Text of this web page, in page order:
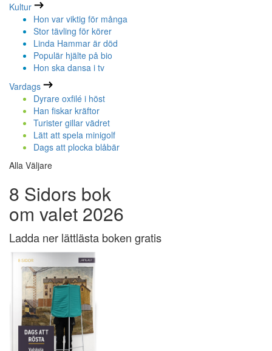
Kultur
Hon var viktig för många
Stor tävling för körer
Linda Hammar är död
Populär hjälte på bio
Hon ska dansa i tv
Vardags
Dyrare oxfilé i höst
Han fiskar kräftor
Turister gillar vädret
Lätt att spela minigolf
Dags att plocka blåbär
Alla Väljare
8 Sidors bok
om valet 2026
Ladda ner lättlästa boken gratis